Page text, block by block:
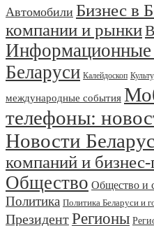
Автомобили Бизнес в
компании и рынки
Информационные
Беларуси Калейдоскоп
международные события
телефоны:
Новости
компаний и
Общество Общество и
Политика Политика Беларуси и
ПрезидентРегионы